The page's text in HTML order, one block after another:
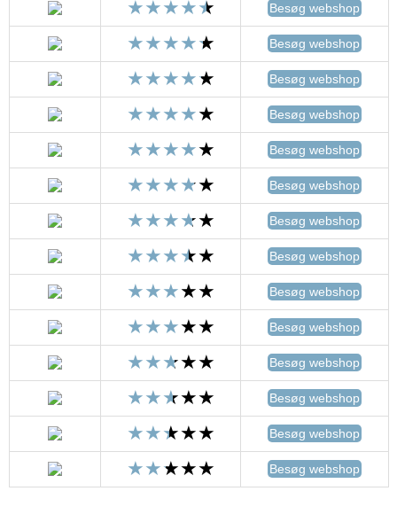
Besøg webshop
Besøg webshop
Besøg webshop
Besøg webshop
Besøg webshop
Besøg webshop
Besøg webshop
Besøg webshop
Besøg webshop
Besøg webshop
Besøg webshop
Besøg webshop
Besøg webshop
Besøg webshop